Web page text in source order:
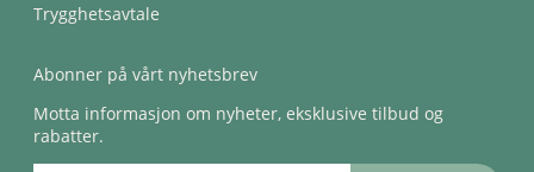
Trygghetsavtale
Abonner på vårt nyhetsbrev
Motta informasjon om nyheter, eksklusive tilbud og
rabatter.